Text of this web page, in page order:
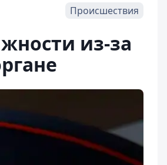
Происшествия
из-за